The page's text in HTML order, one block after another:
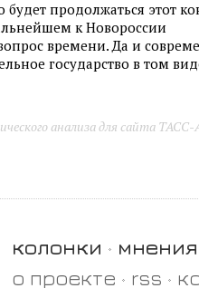
будет продолжаться этот
к Новороссии
времени. Да и
государство в том
анализа для сайта
колонки мнения
о проекте
rss